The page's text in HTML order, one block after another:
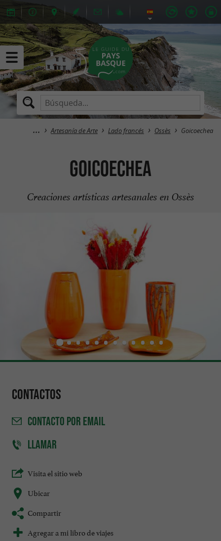
Artesanía de Arte Lado francés Ossès Goicoechea
Goicoechea
Creaciones artísticas artesanales en Ossès
Contactos
CONTACTO POR EMAIL
LLAMAR
Visita el sitio web
Ubicar
Compartir
Agregar a mi libro de viajes